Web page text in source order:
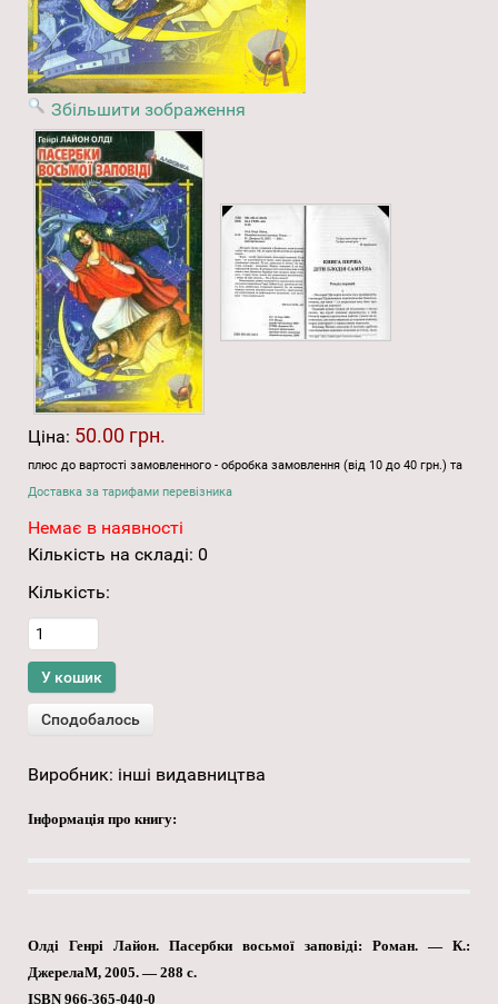
Збільшити зображення
Ціна: 50.00 грн.
плюс до вартості замовленного - обробка замовлення (від 10 до 40 грн.) та
Доставка за тарифами перевізника
Немає в наявності
Кількість на складі: 0
Кількість:
Виробник: інші видавництва
Інформація про книгу:
Олді Генрі Лайон. Пасербки восьмої заповіді: Роман. — К.:
ДжерелаМ, 2005. — 288 с.
ISBN 966-365-040-0